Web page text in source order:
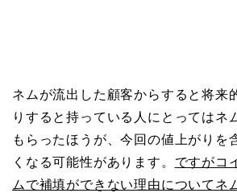
ネムが流出した顧客からすると将来
りすると持っている人にとってはネ
もらったほうが、今回の値上がりを
くなる可能性があります。 ですがコ
ムで補填ができない理由についてネ